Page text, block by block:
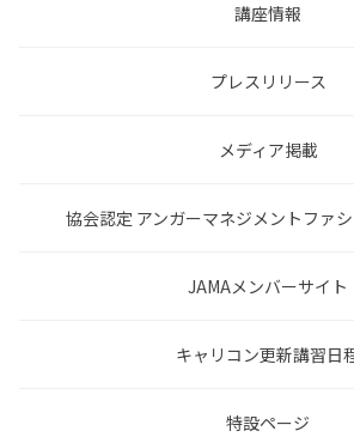
講座情報
プレスリリース
メディア掲載
協会認定 アンガーマネジメントファ
JAMAメンバーサイト
キャリコン更新講習日
特設ページ